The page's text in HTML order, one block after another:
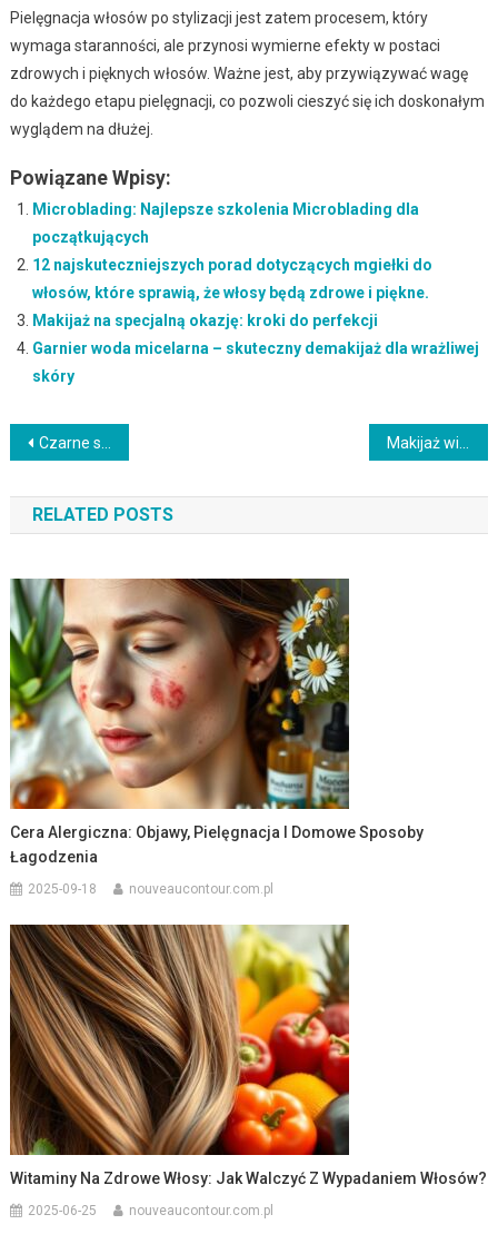
Pielęgnacja włosów po stylizacji jest zatem procesem, który
wymaga staranności, ale przynosi wymierne efekty w postaci
zdrowych i pięknych włosów. Ważne jest, aby przywiązywać wagę
do każdego etapu pielęgnacji, co pozwoli cieszyć się ich doskonałym
wyglądem na dłużej.
Powiązane Wpisy:
Microblading: Najlepsze szkolenia Microblading dla
początkujących
12 najskuteczniejszych porad dotyczących mgiełki do
włosów, które sprawią, że włosy będą zdrowe i piękne.
Makijaż na specjalną okazję: kroki do perfekcji
Garnier woda micelarna – skuteczny demakijaż dla wrażliwej
skóry
Nawigacja
wpisu
Czarne sukienki Mohito – elegancja i styl na każdą okazję
RELATED POSTS
Cera Alergiczna: Objawy, Pielęgnacja I Domowe Sposoby
Łagodzenia
2025-09-18 nouveaucontour.com.pl
Witaminy Na Zdrowe Włosy: Jak Walczyć Z Wypadaniem Włosów?
2025-06-25 nouveaucontour.com.pl